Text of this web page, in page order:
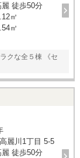
徒歩50分
㎡
㎡
クな全５棟 《セ
麗川1丁目 5-5
徒歩50分